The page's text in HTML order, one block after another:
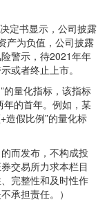
定书显示，公司披露
产为负值，公司披露
警示，待2021年年
或者终止上市。
的量化指标，该指标
的首年。例如，某
造假比例”的量化标
而发布，不构成投
交易所力求本栏目
完整性和及时性作
承担责任。）